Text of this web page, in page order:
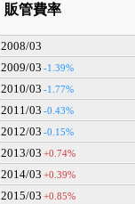
販管費率
2008/03
2009/03 -1.39%
2010/03 -1.77%
2011/03 -0.43%
2012/03 -0.15%
2013/03 +0.74%
2014/03 +0.39%
2015/03 +0.85%